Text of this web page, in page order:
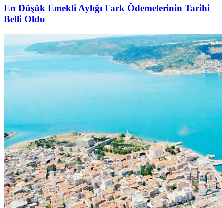
En Düşük Emekli Aylığı Fark Ödemelerinin Tarihi
Belli Oldu